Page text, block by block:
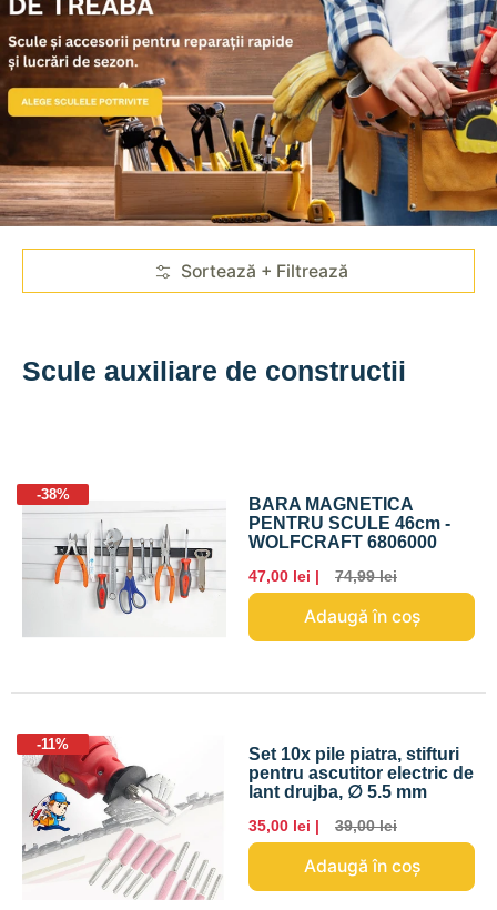
Sari la conținutul principal
Sortează + Filtrează
Scule auxiliare de constructii
-38%
BARA MAGNETICA
PENTRU SCULE 46cm -
WOLFCRAFT 6806000
47,00 lei | 74,99 lei
Adaugă în coș
-11%
Set 10x pile piatra, stifturi
pentru ascutitor electric de
lant drujba, ∅ 5.5 mm
35,00 lei | 39,00 lei
Adaugă în coș